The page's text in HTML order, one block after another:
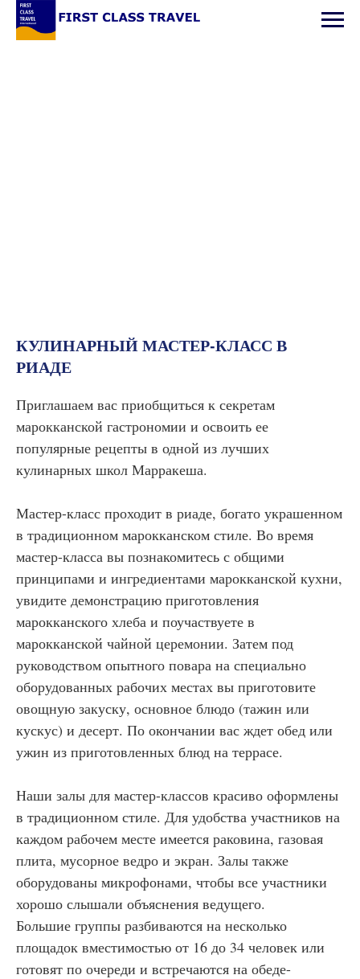
КУЛИНАРНЫЙ МАСТЕР-КЛАСС В
РИАДЕ
Приглашаем вас приобщиться к секретам
марокканской гастрономии и освоить ее
популярные рецепты в одной из лучших
кулинарных школ Марракеша.
Мастер-класс проходит в риаде, богато украшенном
в традиционном марокканском стиле. Во время
мастер-класса вы познакомитесь с общими
принципами и ингредиентами марокканской кухни,
увидите демонстрацию приготовления
марокканского хлеба и поучаствуете в
марокканской чайной церемонии. Затем под
руководством опытного повара на специально
оборудованных рабочих местах вы приготовите
овощную закуску, основное блюдо (тажин или
кускус) и десерт. По окончании вас ждет обед или
ужин из приготовленных блюд на террасе.
Наши залы для мастер-классов красиво оформлены
в традиционном стиле. Для удобства участников на
каждом рабочем месте имеется раковина, газовая
плита, мусорное ведро и экран. Залы также
оборудованы микрофонами, чтобы все участники
хорошо слышали объяснения ведущего.
Большие группы разбиваются на несколько
площадок вместимостью от 16 до 34 человек или
готовят по очереди и встречаются на обеде-